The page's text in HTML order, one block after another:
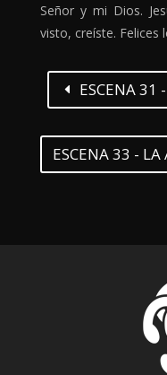
Señor y mi Dios.
visto, creíste. Felices
ESCENA 31
ESCENA 33 - LA